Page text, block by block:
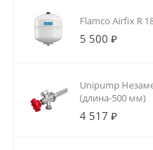
Flamco Airfix R
5 500 ₽
Unipump
(длина-500 мм)
4 517 ₽